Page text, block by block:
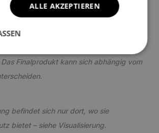
Finalprodukt kann sich abhängig vom
befindet sich nur dort, wo sie
bietet – siehe Visualisierung.
ALLE AKZEPTIEREN